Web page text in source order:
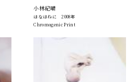
小林紀晴
はなはねに 2008年
Chromogenic Print